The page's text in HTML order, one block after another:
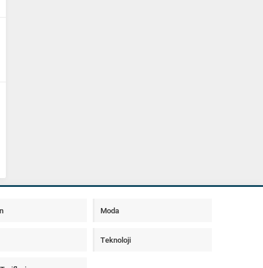
Moda
Teknoloji